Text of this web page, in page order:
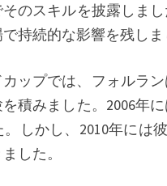
のスキルを披露しま
持続的な影響を残しま
カップでは、フォルラ
積みました。2006年
しかし、2010年には
した。